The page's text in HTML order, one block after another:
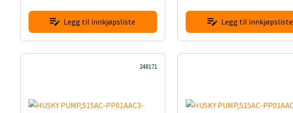
Legg til innkjøpsliste Legg til innkjøpsliste
248171